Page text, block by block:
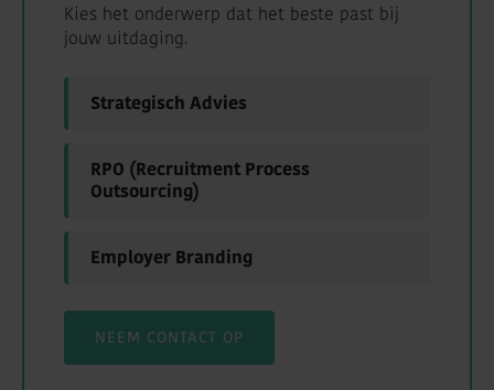
Kies het onderwerp dat het beste past bij
jouw uitdaging.
Strategisch Advies
RPO (Recruitment Process
Outsourcing)
Employer Branding
NEEM CONTACT OP